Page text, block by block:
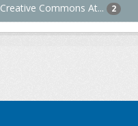
Creative Commons At... 2